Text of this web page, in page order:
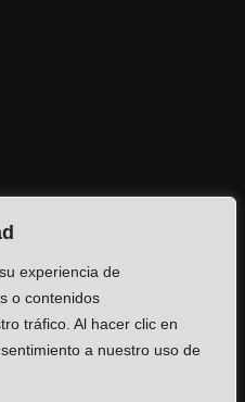
experiencia de
o contenidos
tráfico. Al hacer clic en
a nuestro uso de